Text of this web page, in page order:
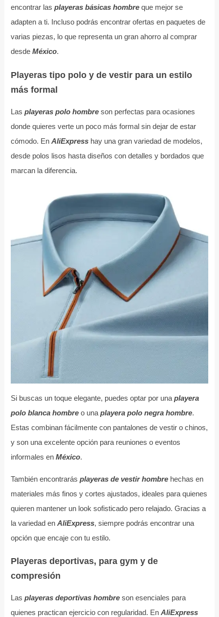
encontrar las playeras básicas hombreque mejor se
adapten a ti. Incluso podrás encontrar ofertas en paquetes de
varias piezas, lo que representa un gran ahorro al comprar
desde México.
Playeras tipo polo y de vestir para un estilo
más formal
Las playeras polo hombreson perfectas para ocasiones
donde quieres verte un poco más formal sin dejar de estar
cómodo. En AliExpresshay una gran variedad de modelos,
desde polos lisos hasta diseños con detalles y bordados que
marcan la diferencia.
Si buscas un toque elegante, puedes optar por una playera
polo blanca hombreo una playera polo negra hombre.
Estas combinan fácilmente con pantalones de vestir o chinos,
y son una excelente opción para reuniones o eventos
informales en México.
También encontrarás playeras de vestir hombrehechas en
materiales más finos y cortes ajustados, ideales para quienes
quieren mantener un look sofisticado pero relajado. Gracias a
la variedad en AliExpress, siempre podrás encontrar una
opción que encaje con tu estilo.
Playeras deportivas, para gym y de
compresión
Las playeras deportivas hombreson esenciales para
quienes practican ejercicio con regularidad. En AliExpress